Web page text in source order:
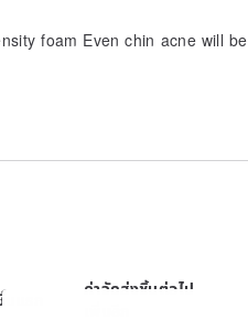
foam Even chin acne will be
แรก
ค่าจัดส่งชิ้นต่อไป